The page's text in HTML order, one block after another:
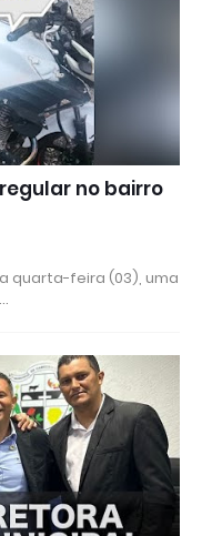
no bairro
quarta-feira (03), uma